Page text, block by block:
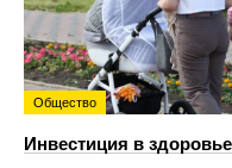
Общество
Инвестиция в